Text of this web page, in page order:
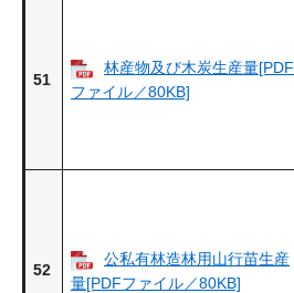
51
林産物及び木炭生産量[PDF
ファイル／80KB]
52
公私有林造林用山行苗生産
量[PDFファイル／80KB]